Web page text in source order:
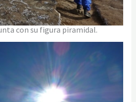
con su figura piramidal.